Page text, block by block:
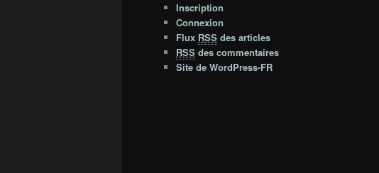
Inscription
Connexion
Flux RSS des articles
RSS des commentaires
Site de WordPress-FR